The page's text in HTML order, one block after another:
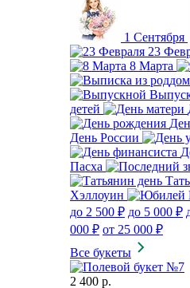
1 Сентября
23
8 Марта
детей
День России
Пасха
Хэллоуин
до 2 500 ₽ до 5 000 ₽
000 ₽ от 25 000 ₽
Все букеты
2 400 р.